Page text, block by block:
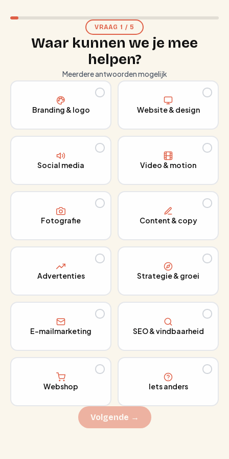
VRAAG 1 / 5
Waar kunnen we je mee
helpen?
Meerdere antwoorden mogelijk
Branding & logo Website & design
Social media Video & motion
Fotografie Content & copy
Advertenties Strategie & groei
E-mailmarketing SEO & vindbaarheid
Webshop Iets anders
Volgende →